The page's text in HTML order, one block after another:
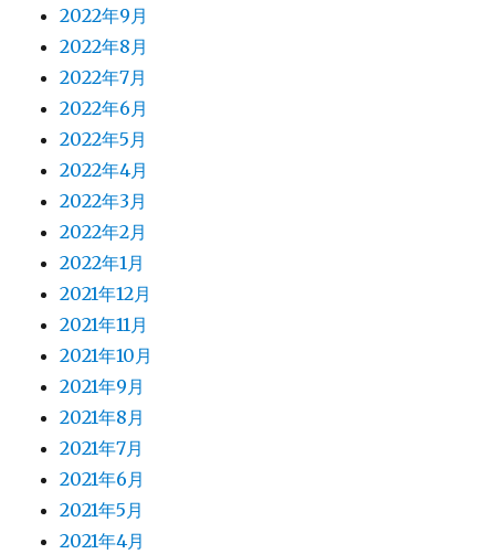
2022年9月
2022年8月
2022年7月
2022年6月
2022年5月
2022年4月
2022年3月
2022年2月
2022年1月
2021年12月
2021年11月
2021年10月
2021年9月
2021年8月
2021年7月
2021年6月
2021年5月
2021年4月